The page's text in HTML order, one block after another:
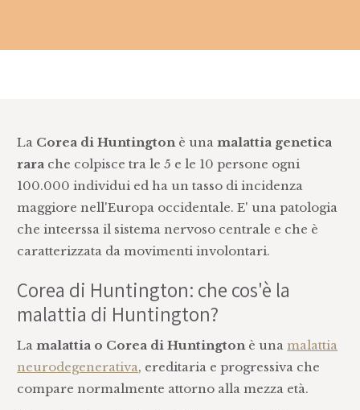
La Corea di Huntingtonè unamalattia genetica
rara che colpisce tra le 5 e le 10 persone ogni
100.000 individui ed ha un tasso di incidenza
maggiore nell'Europa occidentale. E' una patologia
che inteerssa il sistema nervoso centrale e che è
caratterizzata da movimenti involontari.
Corea di Huntington: che cos'è la
malattia di Huntington?
Lamalattia o Corea di Huntingtonè unamalattia
neurodegenerativa, ereditaria e progressiva che
compare normalmente attorno alla mezza età.